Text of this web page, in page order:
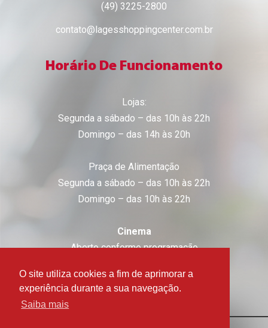
O site utiliza cookies a fim de aprimorar a
experiência durante a sua navegação.
Saiba mais
(49) 3225-2800
contato@lagesshoppingcenter.com.br
Horário De Funcionamento
Lojas:
Segunda a sábado – das 10h às 22h
Domingo – das 14h às 20h
Praça de Alimentação
Segunda a sábado – das 10h às 22h
Domingo – das 10h às 22h
Cinema
Aberto conforme programação